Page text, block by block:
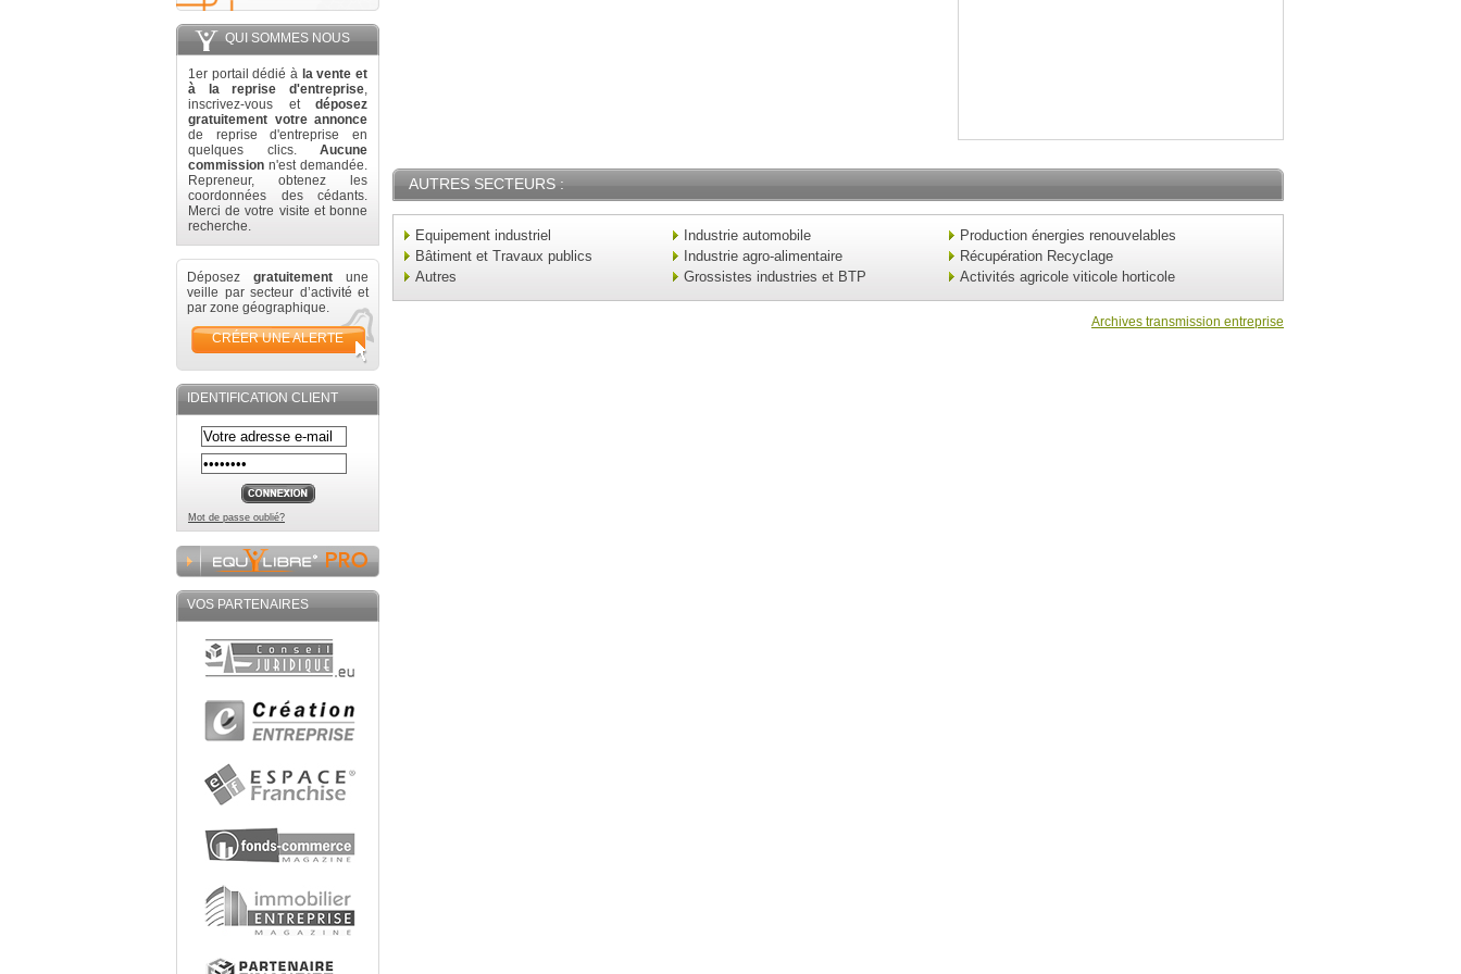
QUI SOMMES NOUS
1er portail dédié à la vente et
à la reprise d'entreprise,
inscrivez-vous et déposez
gratuitement votre annonce
de reprise d'entreprise en
quelques clics. Aucune
commission n'est demandée.
Repreneur, obtenez les
coordonnées des cédants.
Merci de votre visite et bonne
recherche.
Déposez gratuitement une
veille par secteur d’activité et
par zone géographique.
CRÉER UNE ALERTE
IDENTIFICATION CLIENT
Mot de passe oublié?
VOS PARTENAIRES
AUTRES SECTEURS :
Equipement industriel
Bâtiment et Travaux publics
Autres
Industrie automobile
Industrie agro-alimentaire
Grossistes industries et BTP
Production énergies renouvelables
Récupération Recyclage
Activités agricole viticole horticole
Archives transmission entreprise